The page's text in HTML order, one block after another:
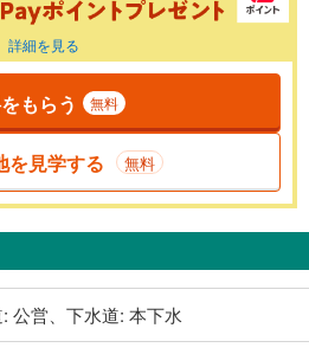
詳細を見る
もらう 無料
を見学する 無料
公営、下水道: 本下水